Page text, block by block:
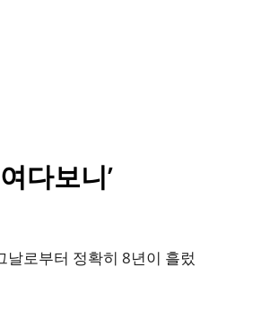
다보니’
로부터 정확히 8년이 흘렀